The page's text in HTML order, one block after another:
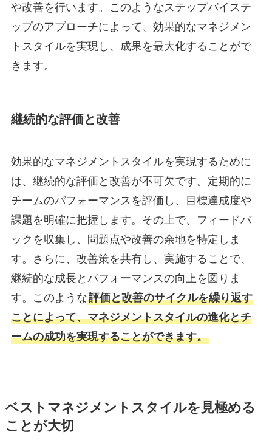
や改善を行います。このようなステップバイステ
ップのアプローチによって、効果的なマネジメン
トスタイルを実現し、成果を最大化することがで
きます。
継続的な評価と改善
効果的なマネジメントスタイルを実現するために
は、継続的な評価と改善が不可欠です。定期的に
チームのパフォーマンスを評価し、目標達成度や
課題を明確に把握します。その上で、フィードバ
ックを収集し、問題点や改善の余地を特定しま
す。さらに、改善策を共有し、実施することで、
継続的な成長とパフォーマンスの向上を図りま
す。このような評価と改善のサイクルを繰り返す
ことによって、マネジメントスタイルの進化とチ
ームの成功を実現することができます。
ベストマネジメントスタイルを見極める
ことが大切